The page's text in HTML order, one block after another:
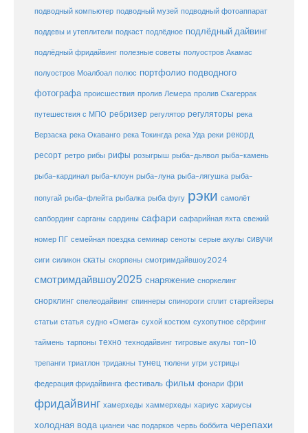
подводный компьютер подводный музей подводный фотоаппарат
поддевы и утеплители подкаст подлёдное подлёдный дайвинг
подлёдный фридайвинг полезные советы полуостров Акамас
полуостров Моалбоал полюс портфолио подводного
фотографа происшествия пролив Лемера пролив Скагеррак
путешествия с МПО ребризер регулятор регуляторы река
Верзаска река Окаванго река Токингда река Уда реки рекорд
ресорт ретро рибы рифы розыгрыш рыба-дьявол рыба-камень
рыба-кардинал рыба-клоун рыба-луна рыба-лягушка рыба-
попугай рыба-флейта рыбалка рыба фугу рэки самолёт
сапбординг сарганы сардины сафари сафарийная яхта свежий
номер ПГ семейная поездка семинар сеноты серые акулы сивучи
сиги силикон скаты скорпены смотримдайвшоу2024
смотримдайвшоу2025 снаряжение сноркелинг
снорклинг спелеодайвинг спиннеры спинороги сплит старгейзеры
статьи статья судно «Омега» сухой костюм сухопутное сёрфинг
таймень тарпоны техно технодайвинг тигровые акулы топ-10
трепанги триатлон тридакны тунец тюлени угри устрицы
федерация фридайвинга фестиваль фильм фонари фри
фридайвинг хамерхеды хаммерхеды хариус хариусы
холодная вода цианеи час подарков червь боббита черепахи